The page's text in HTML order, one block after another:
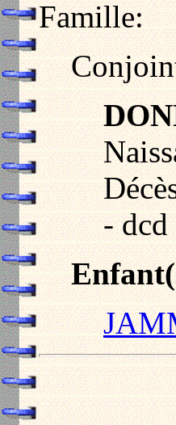
Famille:
- dcd